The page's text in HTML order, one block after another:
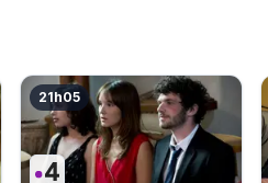
21h05